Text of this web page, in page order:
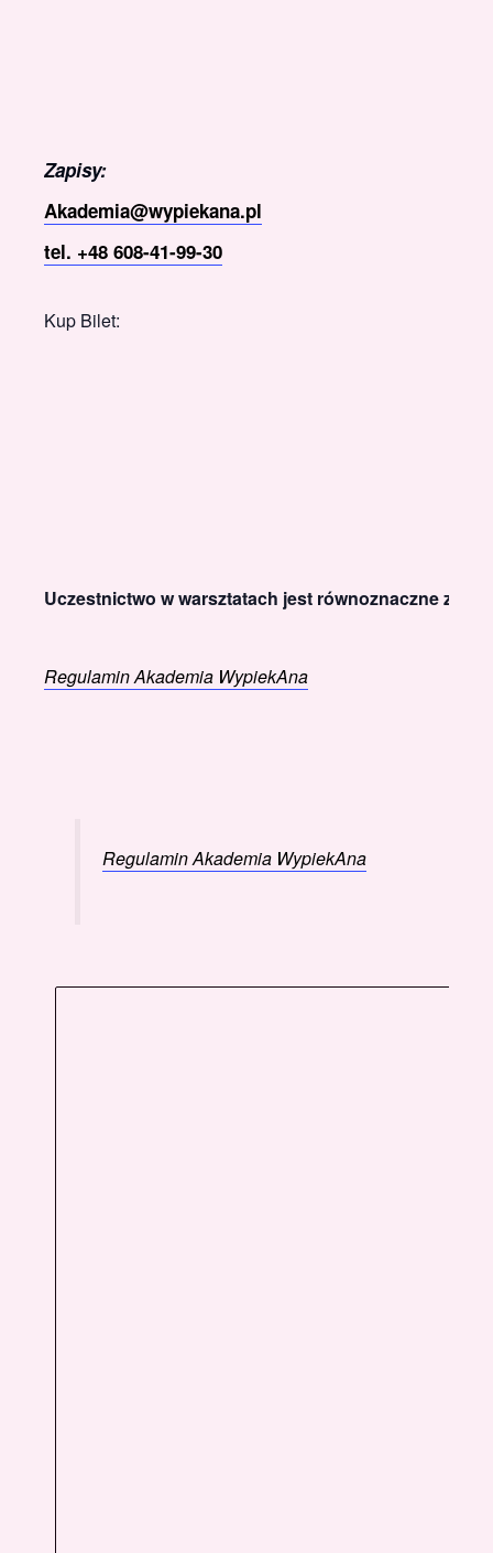
Zapisy:
Akademia@wypiekana.pl
tel. +48 608-41-99-30
Kup Bilet:
Uczestnictwo w warsztatach jest równoznaczne z
Regulamin Akademia WypiekAna
Regulamin Akademia WypiekAna